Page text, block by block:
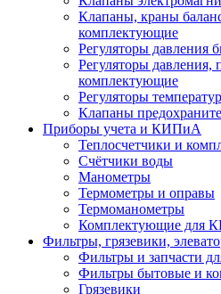
Клапаны, краны
комплектующие
Регуляторы давления
Регуляторы давления,
комплектующие
Регуляторы
Клапаны
Приборы учета и КИПиА
Теплосчетчики и
Счётчики воды
Манометры
Термометры и оправы
Термоманометры
Комплектующие для
Фильтры, грязевики,
Фильтры и запчасти
Фильтры бытовые и
Грязевики